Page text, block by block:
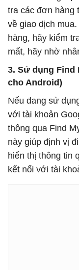
tra các đơn hàng
về giao dịch
hàng, hãy kiểm
mất, hãy nhờ
3. Sử dụng Find
cho Android)
Nếu đang sử
với tài khoản
thông qua Find
này giúp định vị
hiển thị thông tin
kết nối với tài